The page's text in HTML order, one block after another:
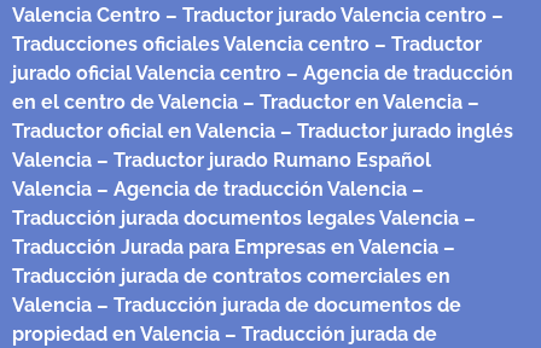
Valencia Centro – Traductor jurado Valencia centro –
Traducciones oficiales Valencia centro – Traductor
jurado oficial Valencia centro – Agencia de traducción
en el centro de Valencia – Traductor en Valencia –
Traductor oficial en Valencia – Traductor jurado inglés
Valencia – Traductor jurado Rumano Español
Valencia – Agencia de traducción Valencia –
Traducción jurada documentos legales Valencia –
Traducción Jurada para Empresas en Valencia –
Traducción jurada de contratos comerciales en
Valencia – Traducción jurada de documentos de
propiedad en Valencia – Traducción jurada de